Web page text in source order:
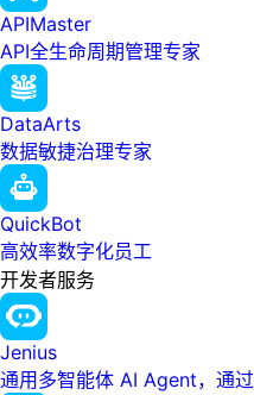
APIMaster
API全生命周期管理专家
DataArts
数据敏捷治理专家
QuickBot
高效率数字化员工
开发者服务
Jenius
通用多智能体 AI Agent，通